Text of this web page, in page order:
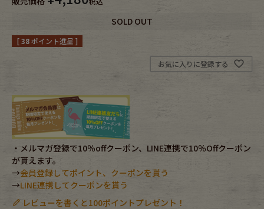
Kidswear
小物・アクセサリーから探す
Eye Wear
Bag
Accessory
SOLD OUT
[38ポイント進呈 ]
お気に入りに登録する
・メルマガ登録で10％offクーポン、LINE連携で10％Offクーポン
が貰えます。
→会員登録してポイント、クーポンを貰う
→LINE連携してクーポンを貰う
レビューを書くと100ポイントプレゼント！